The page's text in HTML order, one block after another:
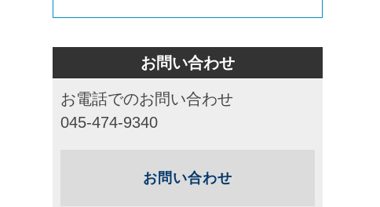
お問い合わせ
お電話でのお問い合わせ
045-474-9340
お問い合わせ